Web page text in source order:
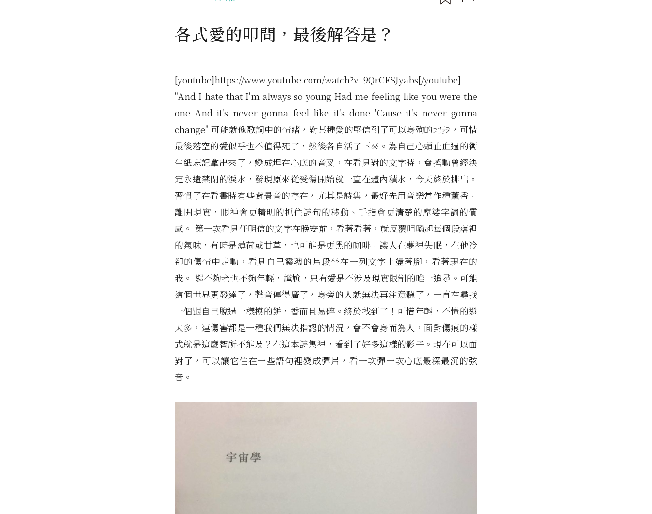
各式愛的叩問，最後解答是？
[youtube]https://www.youtube.com/watch?v=9QrCFSJyabs[/youtube]
"And I hate that I'm always so young Had me feeling like you were the
one And it's never gonna feel like it's done 'Cause it's never gonna
change" 可能就像歌詞中的情緒，對某種愛的堅信到了可以身殉的地步，可惜
最後落空的愛似乎也不值得死了，然後各自活了下來。為自己心頭止血過的衛
生紙忘記拿出來了，變成埋在心底的音叉，在看見對的文字時，會搖動曾經決
定永遠禁閉的淚水，發現原來從受傷開始就一直在體內積水，今天終於排出。
習慣了在看書時有些背景音的存在，尤其是詩集，最好先用音樂當作種薰香，
離開現實，眼神會更精明的抓住詩句的移動、手指會更清楚的摩娑字詞的質
感。 第一次看見任明信的文字在晚安前，看著看著，就反覆咀嚼起每個段落裡
的氣味，有時是薄荷或甘草，也可能是更黑的咖啡，讓人在夢裡失眠，在他冷
卻的傷情中走動，看見自己靈魂的片段坐在一列文字上盪著腳，看著現在的
我。 還不夠老也不夠年輕，尷尬，只有愛是不涉及現實限制的唯一追尋。可能
這個世界更發達了，聲音傳得廣了，身旁的人就無法再注意聽了，一直在尋找
一個跟自己脫過一樣模的餅，香而且易碎。終於找到了！可惜年輕，不懂的還
太多，連傷害都是一種我們無法指認的情況，會不會身而為人，面對傷痕的樣
式就是這麼智所不能及？在這本詩集裡，看到了好多這樣的影子。現在可以面
對了，可以讓它住在一些語句裡變成彈片，看一次彈一次心底最深最沉的弦
音。